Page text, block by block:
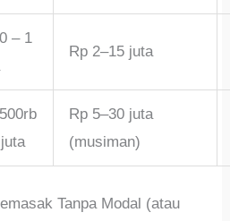
– 1
Rp 2–15 juta
Rp 5–30 juta
(musiman)
Tanpa Modal (atau